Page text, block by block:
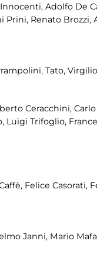
Adolfo De
Renato Brozzi,
Tato,
Ceracchini, Carlo
Luigi Trifoglio,
Felice Casorati,
Janni, Mario